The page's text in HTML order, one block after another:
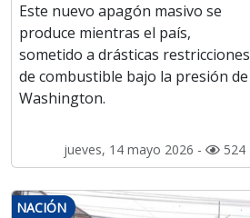
Este nuevo apagón masivo se
produce mientras el país,
sometido a drásticas restricciones
de combustible bajo la presión de
Washington.
jueves, 14 mayo 2026 - 524
NACIÓN